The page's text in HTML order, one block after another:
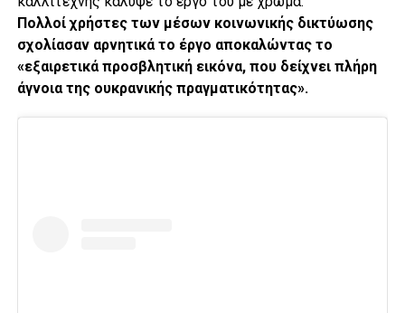
Πολλοί χρήστες των μέσων κοινωνικής δικτύωσης
σχολίασαν αρνητικά το έργο αποκαλώντας το
«εξαιρετικά προσβλητική εικόνα, που δείχνει πλήρη
άγνοια της ουκρανικής πραγματικότητας».